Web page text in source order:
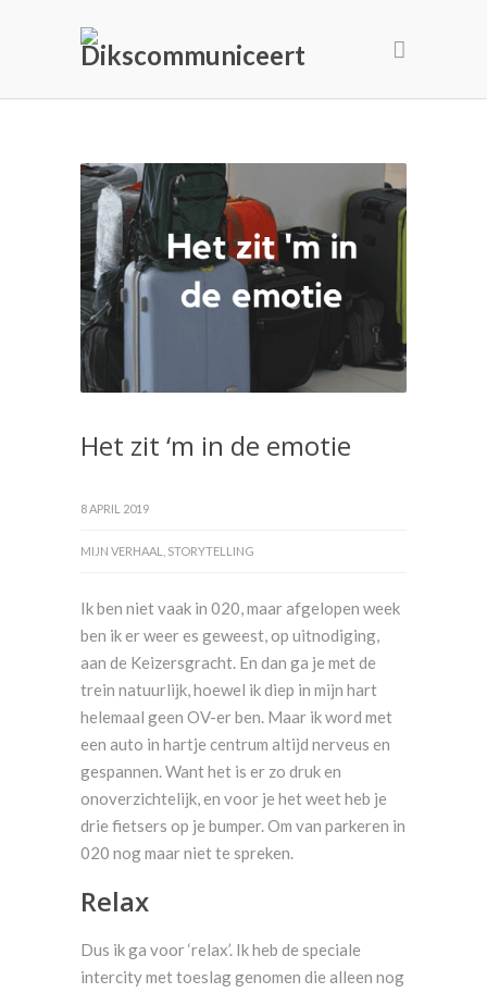
Het zit ‘m in de emotie
8 APRIL 2019
MIJN VERHAAL STORYTELLING
Ik ben niet vaak in 020, maar afgelopen week
ben ik er weer es geweest, op uitnodiging,
aan de Keizersgracht. En dan ga je met de
trein natuurlijk, hoewel ik diep in mijn hart
helemaal geen OV-er ben. Maar ik word met
een auto in hartje centrum altijd nerveus en
gespannen. Want het is er zo druk en
onoverzichtelijk, en voor je het weet heb je
drie fietsers op je bumper. Om van parkeren in
020 nog maar niet te spreken.
Relax
Dus ik ga voor ‘relax’. Ik heb de speciale
intercity met toeslag genomen die alleen nog